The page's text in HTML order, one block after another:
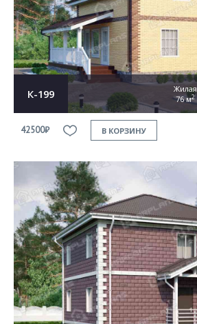
К-199
Жилая
76 м2
42500₽ В КОРЗИНУ